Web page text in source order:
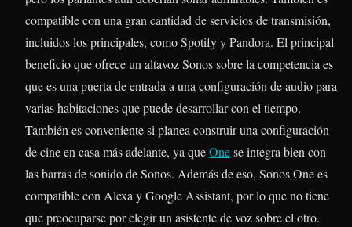
compatible con una gran cantidad de servicios de transmisión,
incluidos los principales, como Spotify y Pandora. El principal
beneficio que ofrece un altavoz Sonos sobre la competencia es
que es una puerta de entrada a una configuración de audio para
varias habitaciones que puede desarrollar con el tiempo.
También es conveniente si planea construir una configuración
de cine en casa más adelante, ya queOnese integra bien con
las barras de sonido de Sonos. Además de eso, Sonos One es
compatible con Alexa y Google Assistant, por lo que no tiene
que preocuparse por elegir un asistente de voz sobre el otro.